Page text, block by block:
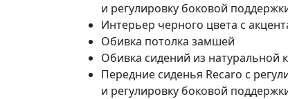
и регулировку боковой
Интерьер черного цвета c
Обивка потолка замшей
Обивка сидений из натуральной
Передние сиденья Recaro с
и регулировку боковой